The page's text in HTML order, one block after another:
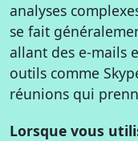
analyses
se fait
allant des e-mails
outils comme
réunions qui
Lorsque vous